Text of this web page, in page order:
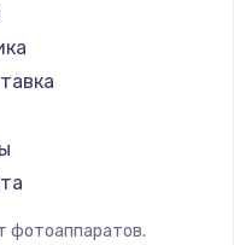
/ демонтаж
фотоаппаратов.